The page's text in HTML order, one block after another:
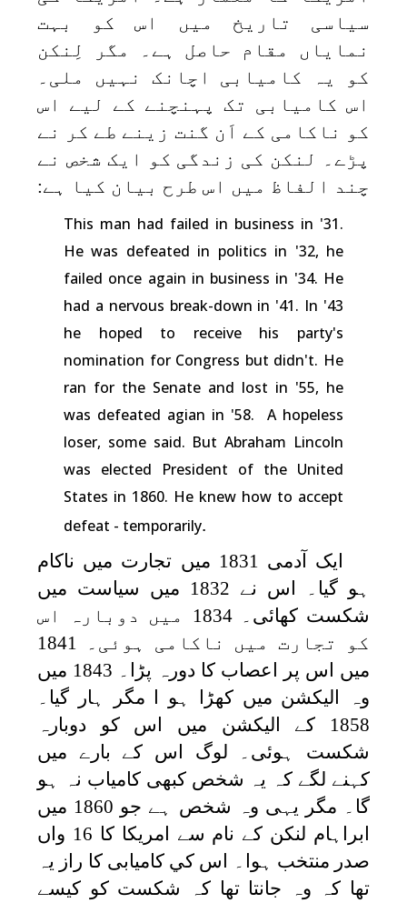
سیاسی تاریخ میں اس کو بہت
نمایاں مقام حاصل ہے۔ مگر لِنکن
کو یہ کامیابی اچانک نہیں ملی۔
اس کامیابی تک پہنچنے کے لیے اس
کو ناکامی کے اَن گنت زینے طے کر نے
پڑے۔ لنکن کی زندگی کو ایک شخص نے
چند الفاظ میں اس طرح بیان کیا ہے:
This man had failed in business in '31.
He was defeated in politics in '32, he
failed once again in business in '34. He
had a nervous break-down in '41. In '43
he hoped to receive his party's
nomination for Congress but didn't. He
ran for the Senate and lost in '55, he
was defeated agian in '58. A hopeless
loser, some said. But Abraham Lincoln
was elected President of the United
States in 1860. He knew how to accept
defeat - temporarily.
ایک آدمی 1831 میں تجارت میں ناکام
ہو گیا۔ اس نے 1832 میں سیاست میں
شکست کھائی۔ 1834 میں دوبارہ اس
کو تجارت میں ناکامی ہوئی۔ 1841
میں اس پر اعصاب کا دورہ پڑا۔ 1843 میں
وہ الیکشن میں کھڑا ہو ا مگر ہار گیا۔
1858 کے الیکشن میں اس کو دوبارہ
شکست ہوئی۔ لوگ اس کے بارے میں
کہنے لگے کہ یہ شخص کبھی کامیاب نہ ہو
گا۔ مگر یہی وہ شخص ہے جو 1860 میں
ابراہام لنکن کے نام سے امریکا کا 16 واں
صدر منتخب ہوا۔ اس کي کامیابی کا راز یہ
تھا کہ وہ جانتا تھا کہ شکست کو کیسے